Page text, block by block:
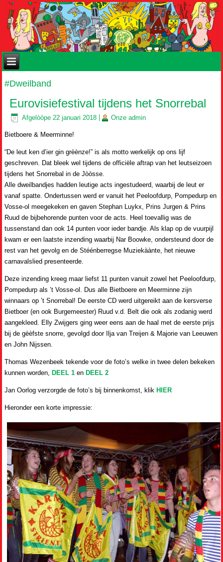
#Dweilband
Eurovisiefestival tijdens het Snorrebal
Afgelòòpe 22 januari 2018 Onze admin
Bietboere & Meerminne!
“De leut ken d’ier gin grèènze!” is als motto werkelijk op ons lijf
geschreven. Dat bleek wel tijdens de officiële aftrap van het leutseizoen
tijdens het Snorrebal in de Jòòsse.
Alle dweilbandjes hadden leutige acts ingestudeerd, waarbij de leut er
vanaf spatte. Ondertussen werd er vanuit het Peeloofdurp, Pompedurp en
Vosse-ol meegekeken en gaven Stephan Luykx, Prins Jurgen & Prins
Ruud de bijbehorende punten voor de acts. Heel toevallig was de
tussenstand dan ook 14 punten voor ieder bandje. Als klap op de vuurpijl
kwam er een laatste inzending waarbij Nar Boowke, ondersteund door de
rest van het gevolg en de Stéénberregse Muziekàànte, het nieuwe
carnavalslied presenteerde.
Deze inzending kreeg maar liefst 11 punten vanuit zowel het Peeloofdurp,
Pompedurp als ’t Vosse-ol. Dus alle Bietboere en Meerminne zijn
winnaars op ’t Snorrebal! De eerste CD werd uitgereikt aan de kersverse
Bietboer (en ook Burgemeester) Ruud v.d. Belt die ook als zodanig werd
aangekleed. Elly Zwijgers ging weer eens aan de haal met de eerste prijs
bij de gèèfste snorre, gevolgd door Ilja van Treijen & Majorie van Leeuwen
en John Nijssen.
Thomas Wezenbeek tekende voor de foto’s welke in twee delen bekeken
kunnen worden, DEEL 1 en DEEL 2
Jan Oorlog verzorgde de foto’s bij binnenkomst, klik HIER
Hieronder een korte impressie: